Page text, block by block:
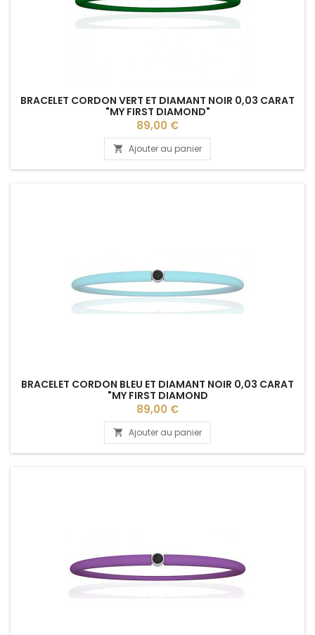
BRACELET CORDON VERT ET DIAMANT NOIR 0,03 CARAT
"MY FIRST DIAMOND"
Prix
89,00 €
 Ajouter au panier
BRACELET CORDON BLEU ET DIAMANT NOIR 0,03 CARAT
"MY FIRST DIAMOND
Prix
89,00 €
 Ajouter au panier